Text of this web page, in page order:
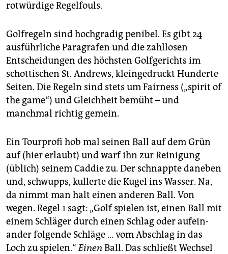
rotwürdige Regelfouls.
Golfregeln sind hochgradig penibel. Es gibt 24
ausführliche Paragrafen und die zahllosen
Entscheidungen des höchsten Golfgerichts im
schottischen St. Andrews, kleingedruckt Hunderte
Seiten. Die Regeln sind stets um Fairness („spirit of
the game“) und Gleichheit bemüht – und
manchmal richtig gemein.
Ein Tourprofi hob mal seinen Ball auf dem Grün
auf (hier erlaubt) und warf ihn zur Reinigung
(üblich) seinem Caddie zu. Der schnappte daneben
und, schwupps, kullerte die Kugel ins Wasser. Na,
da nimmt man halt einen anderen Ball. Von
wegen. Regel 1 sagt: „Golf spielen ist, einen Ball mit
einem Schläger durch einen Schlag oder auf­ein­
ander folgende Schläge … vom Abschlag in das
Loch zu spielen.“Einen Ball. Das schließt Wechsel